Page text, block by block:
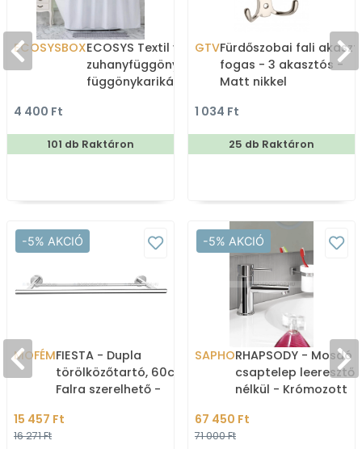
ECOSYSBOXECOSYS Textil varrott
zuhanyfüggöny 12db
függönykarikával
Zuhanyfüggöny textil
4 400 Ft
101 db Raktáron
GTVFürdőszobai fali
fogas - 3 akasztós -
Matt nikkel
1 034 Ft
25 db Raktáron
-5% AKCIÓ
MOFÉMFIESTA - Dupla
törölközőtartó, 60cm -
Falra szerelhető -
15 457 Ft
16 271 Ft
-5% AKCIÓ
SAPHORHAPSODY - Mosdó
csaptelep leeresztő
nélkül - Krómozott
67 450 Ft
71 000 Ft